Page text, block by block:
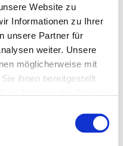
Website zu
Informationen zu Ihrer
unsere Partner für
weiter. Unsere
möglicherweise mit
ihnen bereitgestellt